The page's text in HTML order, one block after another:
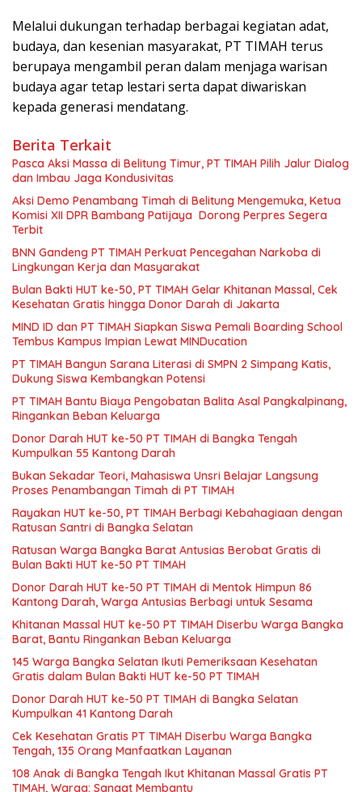
Melalui dukungan terhadap berbagai kegiatan adat,
budaya, dan kesenian masyarakat, PT TIMAH terus
berupaya mengambil peran dalam menjaga warisan
budaya agar tetap lestari serta dapat diwariskan
kepada generasi mendatang.
Berita Terkait
Pasca Aksi Massa di Belitung Timur, PT TIMAH Pilih Jalur Dialog
dan Imbau Jaga Kondusivitas
Aksi Demo Penambang Timah di Belitung Mengemuka, Ketua
Komisi XII DPR Bambang Patijaya Dorong Perpres Segera
Terbit
BNN Gandeng PT TIMAH Perkuat Pencegahan Narkoba di
Lingkungan Kerja dan Masyarakat
Bulan Bakti HUT ke-50, PT TIMAH Gelar Khitanan Massal, Cek
Kesehatan Gratis hingga Donor Darah di Jakarta
MIND ID dan PT TIMAH Siapkan Siswa Pemali Boarding School
Tembus Kampus Impian Lewat MINDucation
PT TIMAH Bangun Sarana Literasi di SMPN 2 Simpang Katis,
Dukung Siswa Kembangkan Potensi
PT TIMAH Bantu Biaya Pengobatan Balita Asal Pangkalpinang,
Ringankan Beban Keluarga
Donor Darah HUT ke-50 PT TIMAH di Bangka Tengah
Kumpulkan 55 Kantong Darah
Bukan Sekadar Teori, Mahasiswa Unsri Belajar Langsung
Proses Penambangan Timah di PT TIMAH
Rayakan HUT ke-50, PT TIMAH Berbagi Kebahagiaan dengan
Ratusan Santri di Bangka Selatan
Ratusan Warga Bangka Barat Antusias Berobat Gratis di
Bulan Bakti HUT ke-50 PT TIMAH
Donor Darah HUT ke-50 PT TIMAH di Mentok Himpun 86
Kantong Darah, Warga Antusias Berbagi untuk Sesama
Khitanan Massal HUT ke-50 PT TIMAH Diserbu Warga Bangka
Barat, Bantu Ringankan Beban Keluarga
145 Warga Bangka Selatan Ikuti Pemeriksaan Kesehatan
Gratis dalam Bulan Bakti HUT ke-50 PT TIMAH
Donor Darah HUT ke-50 PT TIMAH di Bangka Selatan
Kumpulkan 41 Kantong Darah
Cek Kesehatan Gratis PT TIMAH Diserbu Warga Bangka
Tengah, 135 Orang Manfaatkan Layanan
108 Anak di Bangka Tengah Ikut Khitanan Massal Gratis PT
TIMAH, Warga: Sangat Membantu